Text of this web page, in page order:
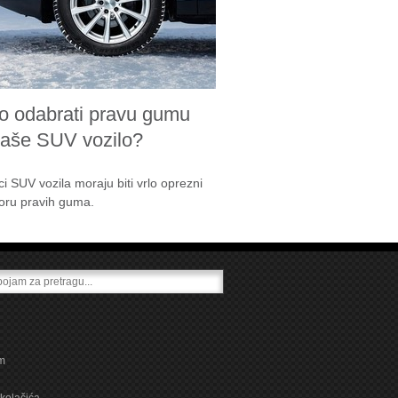
odabrati pravu gumu
SUV vozilo?
SUV vozila moraju biti vrlo oprezni
pravih guma.